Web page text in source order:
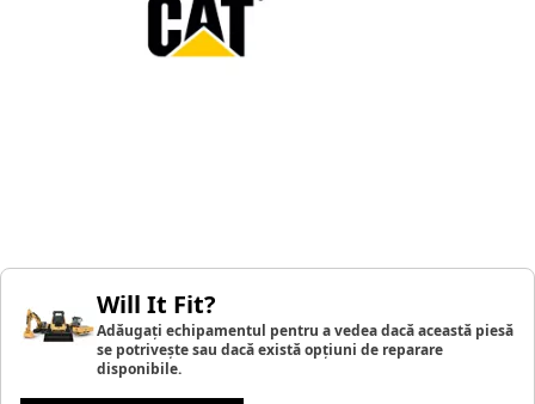
Will It Fit?
Adăugați echipamentul pentru a vedea dacă această piesă
se potrivește sau dacă există opțiuni de reparare
disponibile.